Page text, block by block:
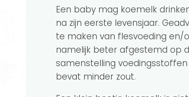
Een baby mag koemelk
na zijn eerste levensjaar.
te maken van flesvoeding en/
namelijk beter afgestemd op
samenstelling
bevat minder zout.